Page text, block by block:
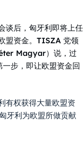
谈后，匈牙利即将上任
盟资金。TISZA 党领
Magyar）说，过
步，即让欧盟资金回
有权获得大量欧盟资
牙利为欧盟所做贡献